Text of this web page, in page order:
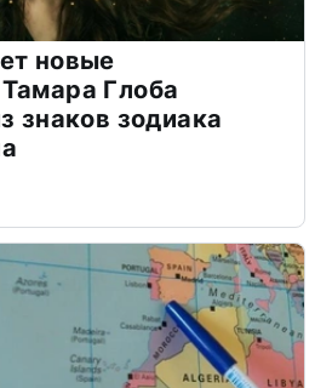
новые
Глоба
знаков зодиака